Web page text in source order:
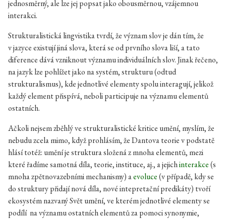
jednosměrný, ale lze jej popsat jako obousměrnou, vzájemnou
interakci.
Strukturalistická lingvistika tvrdí, že význam slov je dán tím, že
v jazyce existují jiná slova, která se od prvního slova liší, a tato
diference dává vzniknout významu individuálních slov. Jinak řečeno,
na jazyk lze pohlížet jako na systém, strukturu (odtud
strukturalismus), kde jednotlivé elementy spolu interagují, jelikož
každý element přispívá, neboli participuje na významu elementů
ostatních.
Ačkoli nejsem zběhlý ve strukturalistické kritice umění, myslím, že
nebudu zcela mimo, když prohlásím, že Dantova teorie v podstatě
hlásí totéž: umění je struktura složená z mnoha elementů, mezi
které řadíme samotná díla, teorie, instituce, aj., a jejichinterakce(s
mnoha zpětnovazebními mechanismy) aevoluce(v případě, kdy se
do struktury přidají nová díla, nové intepretační predikáty) tvoří
ekosystém nazvaný Svět umění, ve kterém jednotlivé elementy se
podílí na významu ostatních elementů za pomoci synonymie,